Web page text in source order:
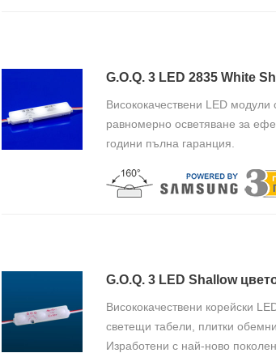
G.O.Q. 3 LED 2835 White
Висококачествени LED
равномерно осветяване за
години пълна гаранция.
G.O.Q. 3 LED Shallow
Висококачествени корейски
светещи табели, плитки
Изработени с най-ново